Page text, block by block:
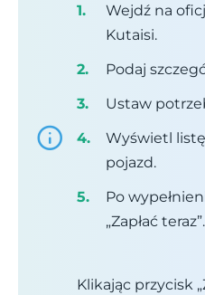
Wejdź na
Kutaisi.
Podaj
Ustaw
Wyświetl
pojazd.
Po
„Zapłać teraz”.
Klikając przycisk